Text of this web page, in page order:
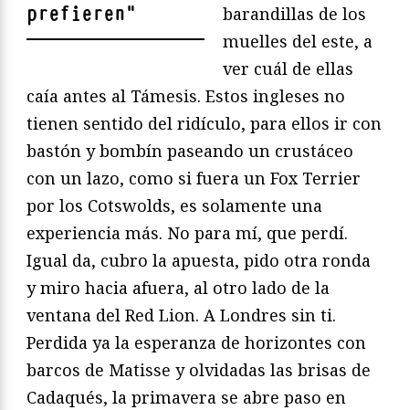
prefieren"
barandillas de los
muelles del este, a
ver cuál de ellas
caía antes al Támesis. Estos ingleses no
tienen sentido del ridículo, para ellos ir con
bastón y bombín paseando un crustáceo
con un lazo, como si fuera un Fox Terrier
por los Cotswolds, es solamente una
experiencia más. No para mí, que perdí.
Igual da, cubro la apuesta, pido otra ronda
y miro hacia afuera, al otro lado de la
ventana del Red Lion. A Londres sin ti.
Perdida ya la esperanza de horizontes con
barcos de Matisse y olvidadas las brisas de
Cadaqués, la primavera se abre paso en